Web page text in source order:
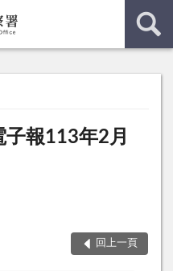
報113年2月
回上一頁